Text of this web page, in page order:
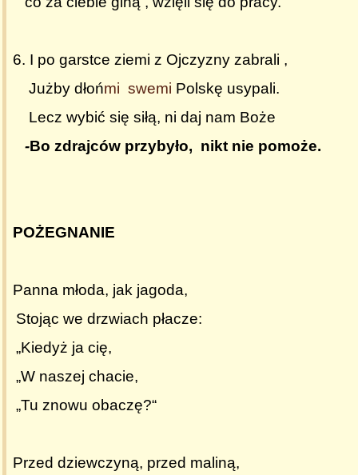
6. I po garstce ziemi z Ojczyzny zabrali ,
Jużby dłońmi swemi Polskę usypali.
Lecz wybić się siłą, ni daj nam Boże
-Bo zdrajców przybyło, nikt nie pomoże.
POŻEGNANIE
Panna młoda, jak jagoda,
Stojąc we drzwiach płacze:
„Kiedyż ja cię,
„W naszej chacie,
„Tu znowu obaczę?“
Przed dziewczyną, przed maliną,